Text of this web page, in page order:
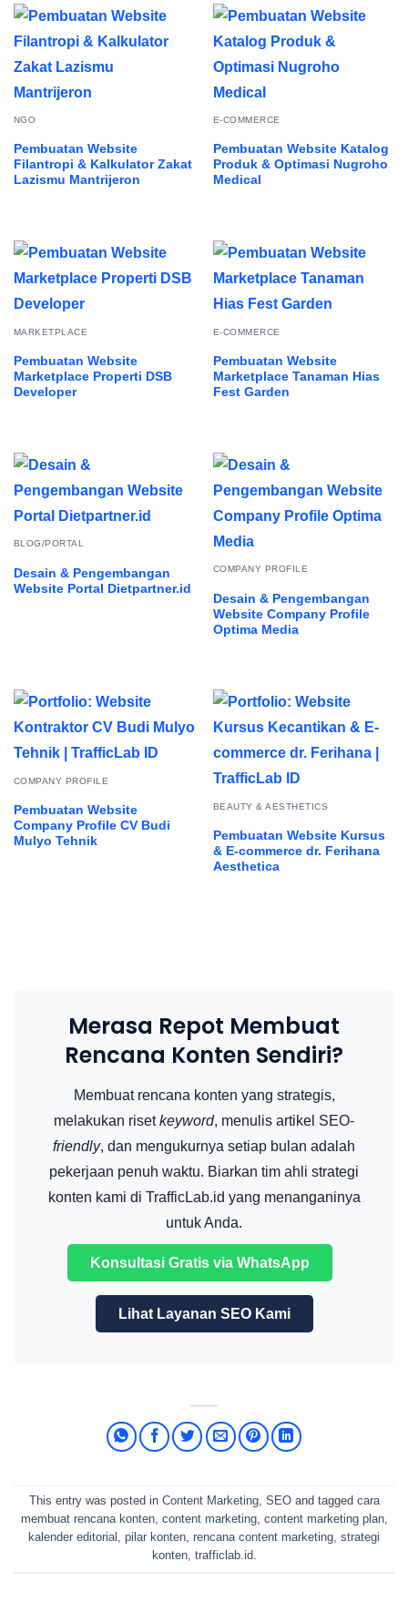
NGO
Pembuatan Website
Filantropi & Kalkulator Zakat
Lazismu Mantrijeron
E-COMMERCE
Pembuatan Website Katalog
Produk & Optimasi Nugroho
Medical
MARKETPLACE
Pembuatan Website
Marketplace Properti DSB
Developer
E-COMMERCE
Pembuatan Website
Marketplace Tanaman Hias
Fest Garden
BLOG/PORTAL
Desain & Pengembangan
Website Portal Dietpartner.id
COMPANY PROFILE
Desain & Pengembangan
Website Company Profile
Optima Media
COMPANY PROFILE
Pembuatan Website
Company Profile CV Budi
Mulyo Tehnik
BEAUTY & AESTHETICS
Pembuatan Website Kursus
& E-commerce dr. Ferihana
Aesthetica
Merasa Repot Membuat
Rencana Konten Sendiri?
Membuat rencana konten yang strategis,
melakukan risetkeyword, menulis artikel SEO-
friendly, dan mengukurnya setiap bulan adalah
pekerjaan penuh waktu. Biarkan tim ahli strategi
konten kami di TrafficLab.id yang menanganinya
untuk Anda.
Konsultasi Gratis via WhatsApp
Lihat Layanan SEO Kami
This entry was posted in Content Marketing, SEOand tagged cara
membuat rencana konten, content marketing, content marketing plan,
kalender editorial , pilar konten, rencana content marketing, strategi
konten, trafficlab.id.